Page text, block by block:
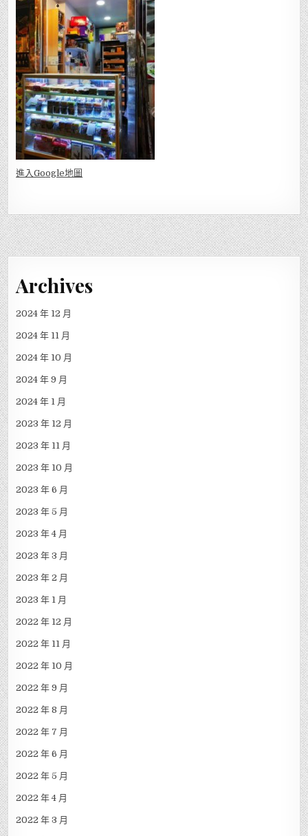
進入Google地圖
Archives
2024 年 12 月
2024 年 11 月
2024 年 10 月
2024 年 9 月
2024 年 1 月
2023 年 12 月
2023 年 11 月
2023 年 10 月
2023 年 6 月
2023 年 5 月
2023 年 4 月
2023 年 3 月
2023 年 2 月
2023 年 1 月
2022 年 12 月
2022 年 11 月
2022 年 10 月
2022 年 9 月
2022 年 8 月
2022 年 7 月
2022 年 6 月
2022 年 5 月
2022 年 4 月
2022 年 3 月